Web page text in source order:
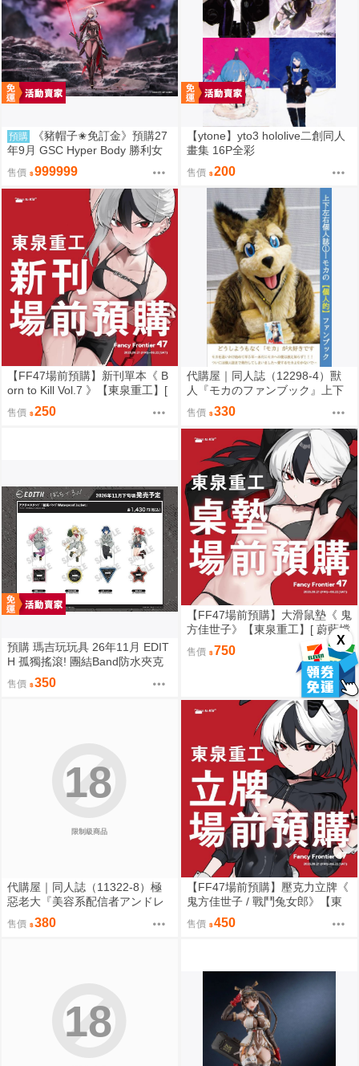
X
預購
《豬帽子✬免訂金》預購27
年9月 GSC Hyper Body 勝利女
神：妮姬 紅蓮：暗影 0913
售價 999999
【ytone】yto3 hololive二創同人
畫集 16P全彩
售價 200
【FF47場前預購】新刊單本《 B
orn to Kill Vol.7 》【東泉重工】[
蔚藍檔案 ブルアカ / 鬼方佳世子
カヨコ ]
售價 250
代購屋｜同人誌（12298-4）獸
人『モカのファンブック』上下
左右 ふちなし印刷
售價 330
預購 瑪吉玩玩具 26年11月 EDIT
H 孤獨搖滾! 團結Band防水夾克
角色壓克力立牌 0901
售價 350
【FF47場前預購】大滑鼠墊《 鬼
方佳世子》【東泉重工】[ 蔚藍檔
案 ブルアカ / 鬼方佳世子 カヨコ
]
售價 750
限制級商品
18
代購屋｜同人誌（11322-8）極
惡老大『美容系配信者アンドレ
アルフスと解説のヴァサゴさ
ん』龍童誠斗 隠秘哲学社
售價 380
【FF47場前預購】壓克力立牌《
鬼方佳世子 / 戰鬥兔女郎》【東
泉重工】[ 蔚藍檔案 ブルアカ / 鬼
方佳世子 カヨコ ]
售價 450
18